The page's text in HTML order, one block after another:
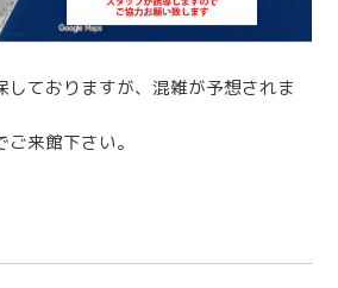
しておりますが、混雑が予想されま
来館下さい。